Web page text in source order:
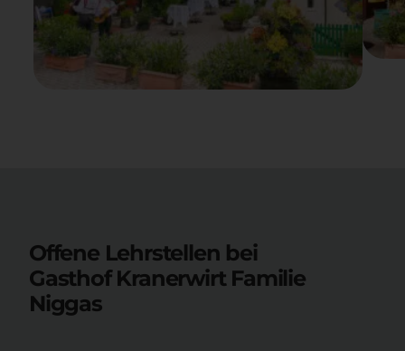
Offene Lehrstellen bei
Gasthof Kranerwirt Familie
Niggas